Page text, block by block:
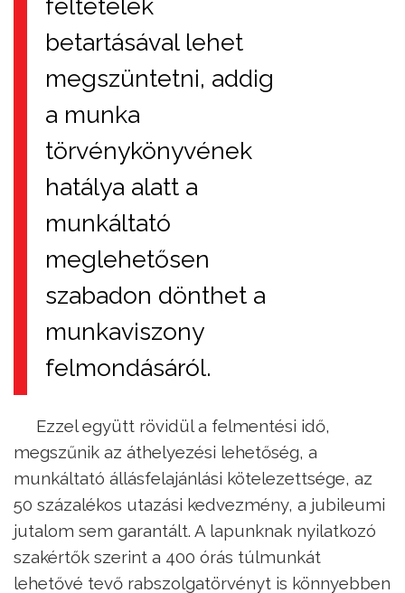
feltételek
betartásával lehet
megszüntetni, addig
a munka
törvénykönyvének
hatálya alatt a
munkáltató
meglehetősen
szabadon dönthet a
munkaviszony
felmondásáról.
Ezzel együtt rövidül a felmentési idő,
megszűnik az áthelyezési lehetőség, a
munkáltató állásfelajánlási kötelezettsége, az
50 százalékos utazási kedvezmény, a jubileumi
jutalom sem garantált. A lapunknak nyilatkozó
szakértők szerint a 400 órás túlmunkát
lehetővé tevő rabszolgatörvényt is könnyebben